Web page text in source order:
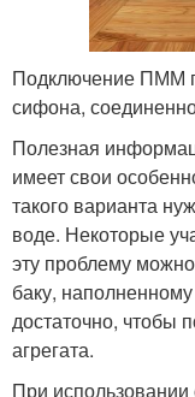
Подключение ПММ
сифона,
Полезная
имеет свои
такого варианта
воде. Некоторые
эту проблему
баку,
достаточно, чтобы
агрегата.
При